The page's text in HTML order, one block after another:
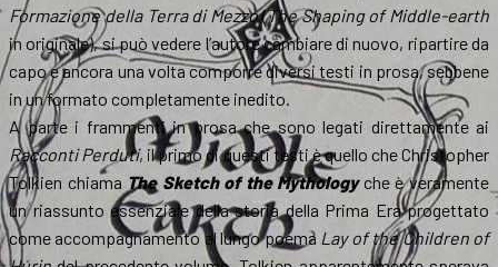
Formazione della Terra di Mezzo(The Shaping of Middle-earth
in originale), si può vedere l’autore cambiare di nuovo, ripartire da
capo e ancora una volta comporre diversi testi in prosa, sebbene
in un formato completamente inedito.
A parte i frammenti in prosa che sono legati direttamente ai
Racconti Perduti, il primo di questi testi è quello che Christopher
Tolkien chiama The Sketch of the Mythologyche è veramente
un riassunto essenziale della storia della Prima Era progettato
come accompagnamento al lungo poema Lay of the Children of